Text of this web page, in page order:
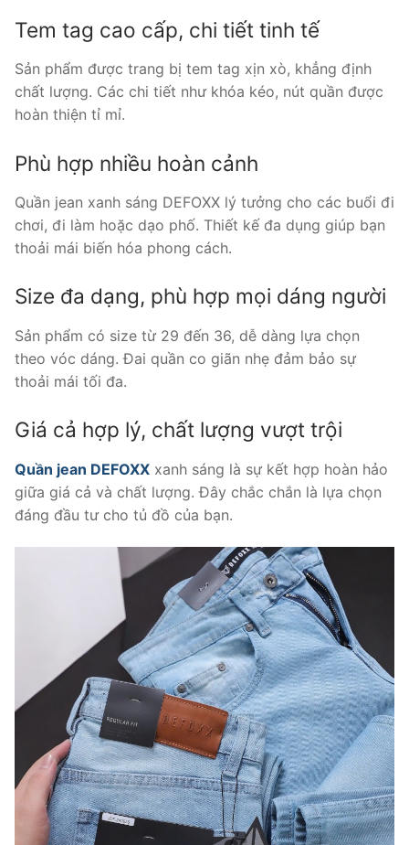
Tem tag cao cấp, chi tiết tinh tế
Sản phẩm được trang bị tem tag xịn xò, khẳng định
chất lượng. Các chi tiết như khóa kéo, nút quần được
hoàn thiện tỉ mỉ.
Phù hợp nhiều hoàn cảnh
Quần jean xanh sáng DEFOXX lý tưởng cho các buổi đi
chơi, đi làm hoặc dạo phố. Thiết kế đa dụng giúp bạn
thoải mái biến hóa phong cách.
Size đa dạng, phù hợp mọi dáng người
Sản phẩm có size từ 29 đến 36, dễ dàng lựa chọn
theo vóc dáng. Đai quần co giãn nhẹ đảm bảo sự
thoải mái tối đa.
Giá cả hợp lý, chất lượng vượt trội
Quần jean DEFOXX xanh sáng là sự kết hợp hoàn hảo
giữa giá cả và chất lượng. Đây chắc chắn là lựa chọn
đáng đầu tư cho tủ đồ của bạn.